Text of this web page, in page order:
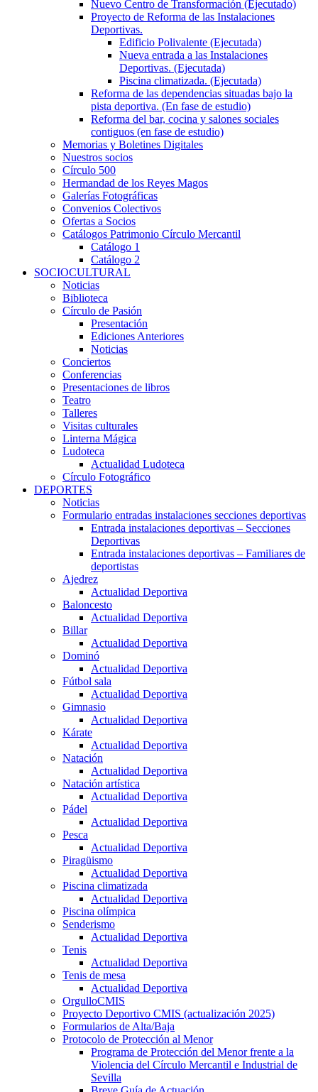
Nuevo Centro de Transformación (Ejecutado)
Proyecto de Reforma de las Instalaciones
Deportivas.
Edificio Polivalente (Ejecutada)
Nueva entrada a las Instalaciones
Deportivas. (Ejecutada)
Piscina climatizada. (Ejecutada)
Reforma de las dependencias situadas bajo la
pista deportiva. (En fase de estudio)
Reforma del bar, cocina y salones sociales
contiguos (en fase de estudio)
Memorias y Boletines Digitales
Nuestros socios
Círculo 500
Hermandad de los Reyes Magos
Galerías Fotográficas
Convenios Colectivos
Ofertas a Socios
Catálogos Patrimonio Círculo Mercantil
Catálogo 1
Catálogo 2
SOCIOCULTURAL
Noticias
Biblioteca
Círculo de Pasión
Presentación
Ediciones Anteriores
Noticias
Conciertos
Conferencias
Presentaciones de libros
Teatro
Talleres
Visitas culturales
Linterna Mágica
Ludoteca
Actualidad Ludoteca
Círculo Fotográfico
DEPORTES
Noticias
Formulario entradas instalaciones secciones deportivas
Entrada instalaciones deportivas – Secciones
Deportivas
Entrada instalaciones deportivas – Familiares de
deportistas
Ajedrez
Actualidad Deportiva
Baloncesto
Actualidad Deportiva
Billar
Actualidad Deportiva
Dominó
Actualidad Deportiva
Fútbol sala
Actualidad Deportiva
Gimnasio
Actualidad Deportiva
Kárate
Actualidad Deportiva
Natación
Actualidad Deportiva
Natación artística
Actualidad Deportiva
Pádel
Actualidad Deportiva
Pesca
Actualidad Deportiva
Piragüismo
Actualidad Deportiva
Piscina climatizada
Actualidad Deportiva
Piscina olímpica
Senderismo
Actualidad Deportiva
Tenis
Actualidad Deportiva
Tenis de mesa
Actualidad Deportiva
OrgulloCMIS
Proyecto Deportivo CMIS (actualización 2025)
Formularios de Alta/Baja
Protocolo de Protección al Menor
Programa de Protección del Menor frente a la
Violencia del Círculo Mercantil e Industrial de
Sevilla